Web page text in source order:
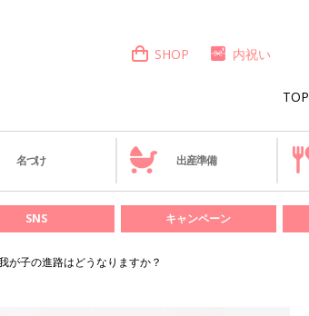
TOP
SHOP 内祝い
名づけ 出産準備
SNS キャンペーン
子の進路はどうなりますか？